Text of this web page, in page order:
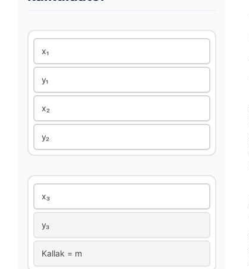
x₁
y₁
x₂
y₂
x₃
y₃
Kallak = m